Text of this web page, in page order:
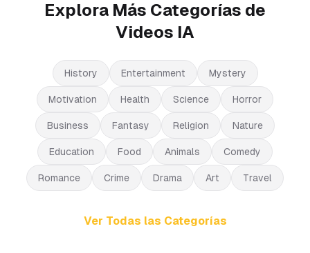
Explora Más Categorías de
Videos IA
History Entertainment Mystery
Motivation Health Science Horror
Business Fantasy Religion Nature
Education Food Animals Comedy
Romance Crime Drama Art Travel
Ver Todas las Categorías